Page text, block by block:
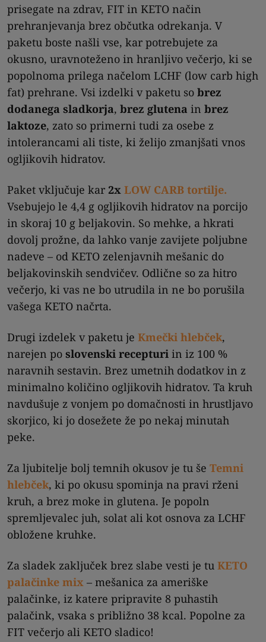
prisegate na zdrav, FIT in KETO način
prehranjevanja brez občutka odrekanja. V
paketu boste našli vse, kar potrebujete za
okusno, uravnoteženo in hranljivo večerjo, ki se
popolnoma prilega načelom LCHF (low carb high
fat) prehrane. Vsi izdelki v paketu so brez
dodanega sladkorja, brez glutena in brez
laktoze, zato so primerni tudi za osebe z
intolerancami ali tiste, ki želijo zmanjšati vnos
ogljikovih hidratov.
Paket vključuje kar 2x LOW CARB tortilje.
Vsebujejo le 4,4 g ogljikovih hidratov na porcijo
in skoraj 10 g beljakovin. So mehke, a hkrati
dovolj prožne, da lahko vanje zavijete poljubne
nadeve – od KETO zelenjavnih mešanic do
beljakovinskih sendvičev. Odlične so za hitro
večerjo, ki vas ne bo utrudila in ne bo porušila
vašega KETO načrta.
Drugi izdelek v paketu je Kmečki hlebček,
narejen po slovenski recepturi in iz 100 %
naravnih sestavin. Brez umetnih dodatkov in z
minimalno količino ogljikovih hidratov. Ta kruh
navdušuje z vonjem po domačnosti in hrustljavo
skorjico, ki jo dosežete že po nekaj minutah
peke.
Za ljubitelje bolj temnih okusov je tu še Temni
hlebček, ki po okusu spominja na pravi rženi
kruh, a brez moke in glutena. Je popoln
spremljevalec juh, solat ali kot osnova za LCHF
obložene kruhke.
Za sladek zaključek brez slabe vesti je tu KETO
palačinke mix – mešanica za ameriške
palačinke, iz katere pripravite 8 puhastih
palačink, vsaka s približno 38 kcal. Popolne za
FIT večerjo ali KETO sladico!